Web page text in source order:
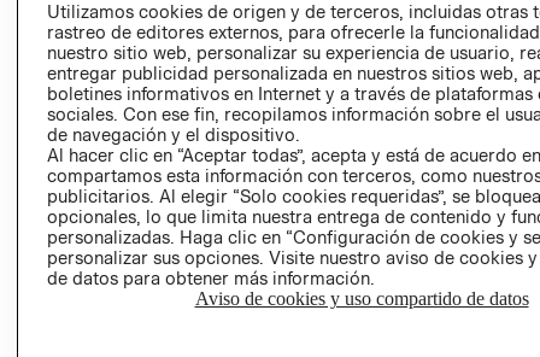
COOKIES
LIBRO DE
Ecuador ($)
CAMBIAR REGIÓN
Utilizamos cookies de origen y de terceros, incluidas otras
rastreo de editores externos, para ofrecerle la
nuestro sitio web, personalizar su experiencia de usuario,
entregar publicidad personalizada en nuestros sitios web,
boletines informativos en Internet y a través de plataformas
sociales. Con ese fin, recopilamos información sobre el
de navegación y el dispositivo.
Al hacer clic en “Aceptar todas”, acepta y está de acuerdo
compartamos esta información con terceros, como
publicitarios. Al elegir “Solo cookies requeridas”, se
opcionales, lo que limita nuestra entrega de contenido y
personalizadas. Haga clic en “Configuración de cookies y
personalizar sus opciones. Visite nuestro aviso de cookies
de datos para obtener más información.
Aviso de cookies y uso compartido de datos